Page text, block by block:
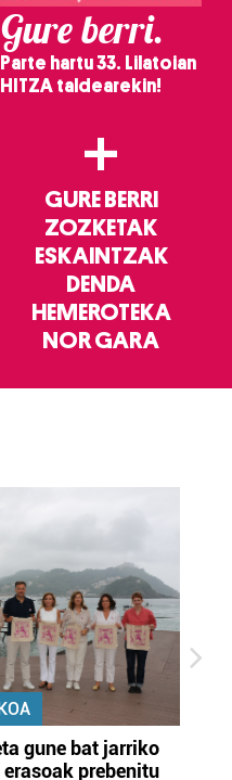
Gure berri.
Parte hartu 33. Lilatoian
HITZA taldearekin!
+
GURE BERRI
ZOZKETAK
ESKAINTZAK
DENDA
HEMEROTEKA
NOR GARA
gune bat jarriko
prebenitu